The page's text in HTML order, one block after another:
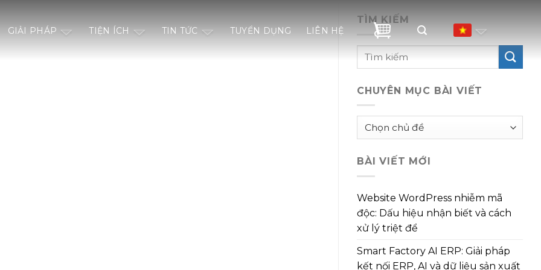
GIẢI PHÁP TIỆN ÍCH TIN TỨC TUYỂN DỤNG LIÊN HỆ
TÌM KIẾM
CHUYÊN MỤC BÀI VIẾT
Chuyên
viết
BÀI VIẾT MỚI
Website WordPress nhiễm mã
độc: Dấu hiệu nhận biết và cách
xử lý triệt để
Smart Factory AI ERP: Giải pháp
kết nối ERP, AI và dữ liệu sản xuất